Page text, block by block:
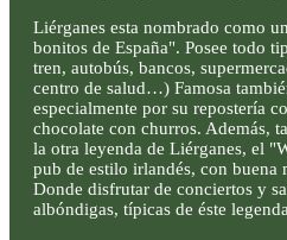
Liérganes esta nombrado como
bonitos de España". Posee todo
tren, autobús, bancos,
centro de salud…) Famosa
especialmente por su repostería
chocolate con churros. Además,
la otra leyenda de Liérganes, el
pub de estilo irlandés, con buena
Donde disfrutar de conciertos y
albóndigas, típicas de éste